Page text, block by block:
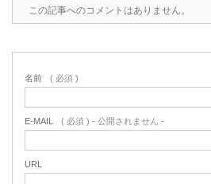
この記事へのコメントはありません。
名前 ( 必須 )
E-MAIL ( 必須 ) - 公開されません -
URL